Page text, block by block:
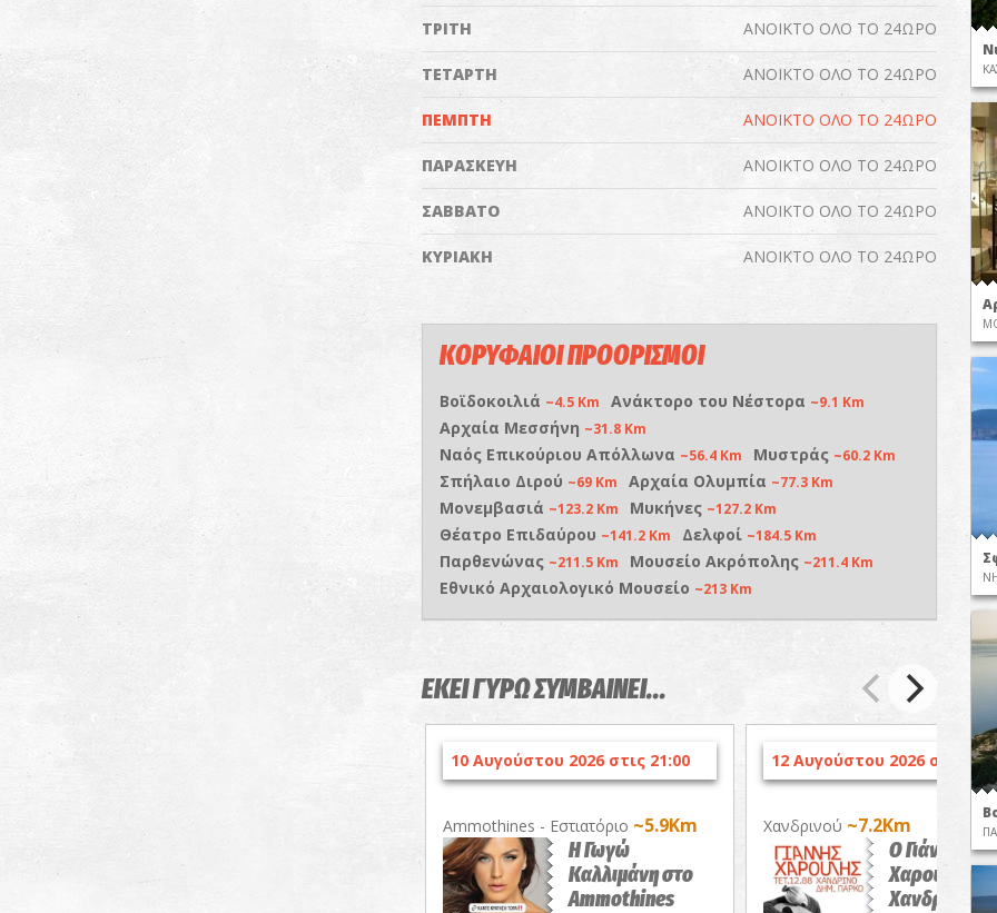
ΤΡΙΤΗ ΑΝΟΙΚΤΟ ΟΛΟ ΤΟ 24ΩΡΟ
ΤΕΤΑΡΤΗ ΑΝΟΙΚΤΟ ΟΛΟ ΤΟ 24ΩΡΟ
ΠΕΜΠΤΗ ΑΝΟΙΚΤΟ ΟΛΟ ΤΟ 24ΩΡΟ
ΠΑΡΑΣΚΕΥΗ ΑΝΟΙΚΤΟ ΟΛΟ ΤΟ 24ΩΡΟ
ΣΑΒΒΑΤΟ ΑΝΟΙΚΤΟ ΟΛΟ ΤΟ 24ΩΡΟ
ΚΥΡΙΑΚΗ ΑΝΟΙΚΤΟ ΟΛΟ ΤΟ 24ΩΡΟ
ΚΟΡΥΦΑΙΟΙ ΠΡΟΟΡΙΣΜΟΙ
Βοϊδοκοιλιά ~4.5 Km Ανάκτορο του Νέστορα ~9.1 Km
Αρχαία Μεσσήνη ~31.8 Km
Ναός Επικούριου Απόλλωνα ~56.4 Km Μυστράς ~60.2 Km
Σπήλαιο Διρού ~69 Km Αρχαία Ολυμπία ~77.3 Km
Μονεμβασιά ~123.2 Km Μυκήνες ~127.2 Km
Θέατρο Επιδαύρου ~141.2 Km Δελφοί ~184.5 Km
Παρθενώνας ~211.5 Km Μουσείο Ακρόπολης ~211.4 Km
Εθνικό Αρχαιολογικό Μουσείο ~213 Km
ΕΚΕΙ ΓΥΡΩ ΣΥΜΒΑΙΝΕΙ...
10 Αυγούστου 2026 στις 21:00
Ammothines - Εστιατόριο ~5.9Km
Η Γωγώ
Καλλιμάνη στο
Ammothines
12 Αυγούστου 2026 στις
Χανδρινού ~7.2Km
Ο Γιάννης
Χαρούλης
Χανδρινό